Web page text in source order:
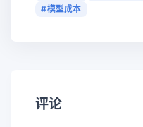
#模型成本
评论